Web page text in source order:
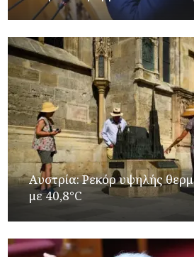
Αυστρία: Ρεκόρ υψηλής
με 40,8°C